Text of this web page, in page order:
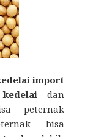
import
dan
peternak
bisa